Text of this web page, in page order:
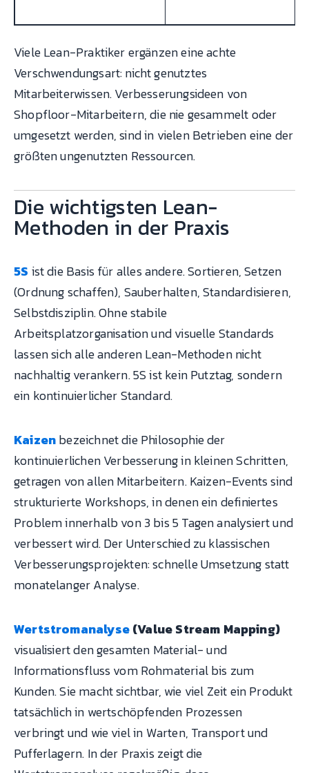
Viele Lean-Praktiker ergänzen eine achte
Verschwendungsart: nicht genutztes
Mitarbeiterwissen. Verbesserungsideen von
Shopfloor-Mitarbeitern, die nie gesammelt oder
umgesetzt werden, sind in vielen Betrieben eine der
größten ungenutzten Ressourcen.
Die wichtigsten Lean-
Methoden in der Praxis
5S ist die Basis für alles andere. Sortieren, Setzen
(Ordnung schaffen), Sauberhalten, Standardisieren,
Selbstdisziplin. Ohne stabile
Arbeitsplatzorganisation und visuelle Standards
lassen sich alle anderen Lean-Methoden nicht
nachhaltig verankern. 5S ist kein Putztag, sondern
ein kontinuierlicher Standard.
Kaizenbezeichnet die Philosophie der
kontinuierlichen Verbesserung in kleinen Schritten,
getragen von allen Mitarbeitern. Kaizen-Events sind
strukturierte Workshops, in denen ein definiertes
Problem innerhalb von 3 bis 5 Tagen analysiert und
verbessert wird. Der Unterschied zu klassischen
Verbesserungsprojekten: schnelle Umsetzung statt
monatelanger Analyse.
Wertstromanalyse(Value Stream Mapping)
visualisiert den gesamten Material- und
Informationsfluss vom Rohmaterial bis zum
Kunden. Sie macht sichtbar, wie viel Zeit ein Produkt
tatsächlich in wertschöpfenden Prozessen
verbringt und wie viel in Warten, Transport und
Pufferlagern. In der Praxis zeigt die